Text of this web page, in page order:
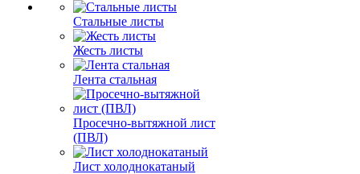
Стальные листы
Жесть листы
Лента стальная
Просечно-вытяжной лист
(ПВЛ)
Лист холоднокатаный